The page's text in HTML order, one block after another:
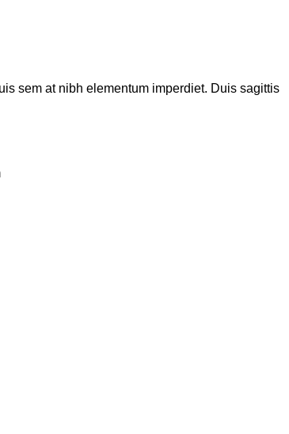
sem at nibh elementum imperdiet. Duis sagittis